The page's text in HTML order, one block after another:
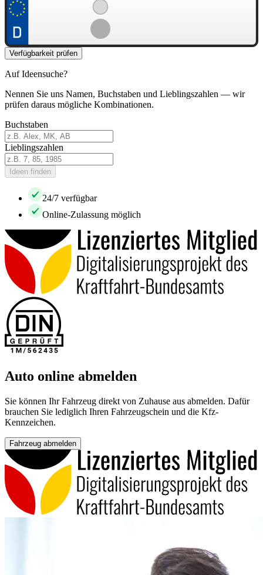
Verfügbarkeit prüfen
Auf Ideensuche?
Nennen Sie uns Namen, Buchstaben und Lieblingszahlen — wir
prüfen daraus mögliche Kombinationen.
Buchstaben
Lieblingszahlen
Ideen finden
24/7 verfügbar
Online-Zulassung möglich
Auto online abmelden
Sie können Ihr Fahrzeug direkt von Zuhause aus abmelden. Dafür
brauchen Sie lediglich Ihren Fahrzeugschein und die Kfz-
Kennzeichen.
Fahrzeug abmelden